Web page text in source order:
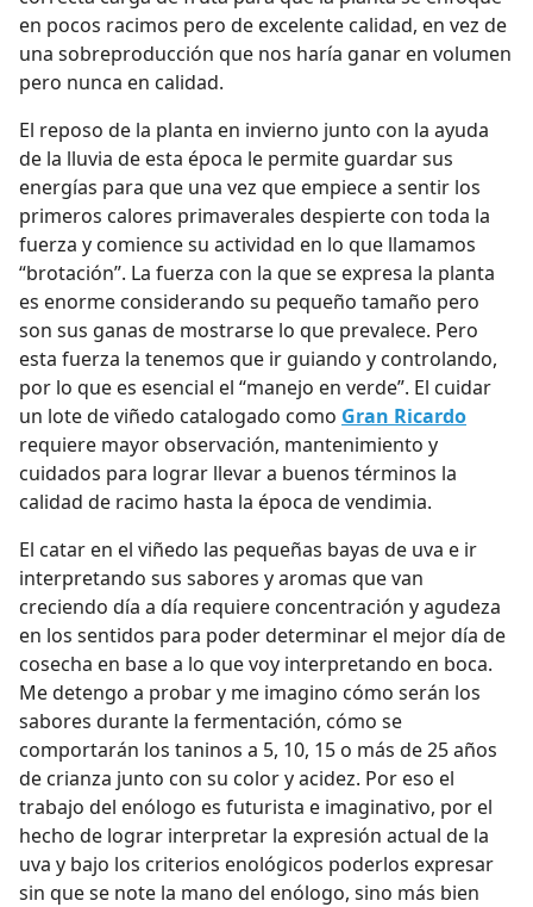
en pocos racimos pero de excelente calidad, en vez de
una sobreproducción que nos haría ganar en volumen
pero nunca en calidad.
El reposo de la planta en invierno junto con la ayuda
de la lluvia de esta época le permite guardar sus
energías para que una vez que empiece a sentir los
primeros calores primaverales despierte con toda la
fuerza y comience su actividad en lo que llamamos
“brotación”. La fuerza con la que se expresa la planta
es enorme considerando su pequeño tamaño pero
son sus ganas de mostrarse lo que prevalece. Pero
esta fuerza la tenemos que ir guiando y controlando,
por lo que es esencial el “manejo en verde”. El cuidar
un lote de viñedo catalogado como Gran Ricardo
requiere mayor observación, mantenimiento y
cuidados para lograr llevar a buenos términos la
calidad de racimo hasta la época de vendimia.
El catar en el viñedo las pequeñas bayas de uva e ir
interpretando sus sabores y aromas que van
creciendo día a día requiere concentración y agudeza
en los sentidos para poder determinar el mejor día de
cosecha en base a lo que voy interpretando en boca.
Me detengo a probar y me imagino cómo serán los
sabores durante la fermentación, cómo se
comportarán los taninos a 5, 10, 15 o más de 25 años
de crianza junto con su color y acidez. Por eso el
trabajo del enólogo es futurista e imaginativo, por el
hecho de lograr interpretar la expresión actual de la
uva y bajo los criterios enológicos poderlos expresar
sin que se note la mano del enólogo, sino más bien